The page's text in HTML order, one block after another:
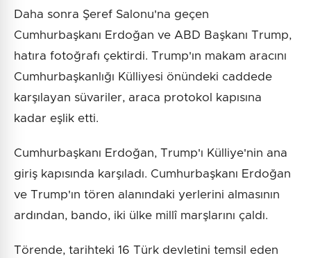
Daha sonra Şeref Salonu'na geçen
Cumhurbaşkanı Erdoğan ve ABD Başkanı Trump,
hatıra fotoğrafı çektirdi. Trump'ın makam aracını
Cumhurbaşkanlığı Külliyesi önündeki caddede
karşılayan süvariler, araca protokol kapısına
kadar eşlik etti.
Cumhurbaşkanı Erdoğan, Trump'ı Külliye'nin ana
giriş kapısında karşıladı. Cumhurbaşkanı Erdoğan
ve Trump'ın tören alanındaki yerlerini almasının
ardından, bando, iki ülke millî marşlarını çaldı.
Törende, tarihteki 16 Türk devletini temsil eden